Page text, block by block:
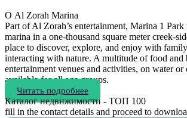
О Al Zorah Marina
Part of Al Zorah’s entertainment, Marina 1 Park
marina in a one-thousand square meter creek-
place to discover, explore, and enjoy with
interacting with nature. A multitude of food and
entertainment venues and activities, on water or
available for all age groups.
Читать подробнее
Каталог недвижимости - ТОП 100
fill in the contact details and proceed to